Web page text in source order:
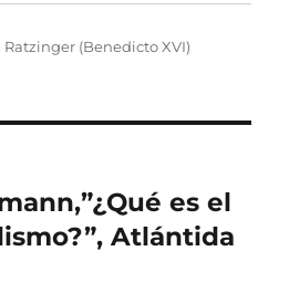
Ratzinger (Benedicto XVI)
es el
Atlántida